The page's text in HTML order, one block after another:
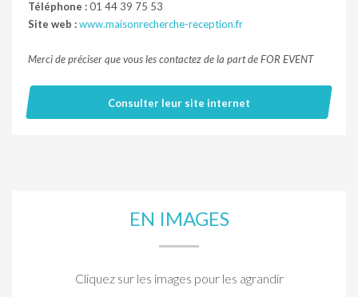
Téléphone :01 44 39 75 53
Site web :www.maisonrecherche-reception.fr
Merci de préciser que vous les contactez de la part de FOR EVENT
Consulter leur site internet
EN IMAGES
Cliquez sur les images pour les agrandir